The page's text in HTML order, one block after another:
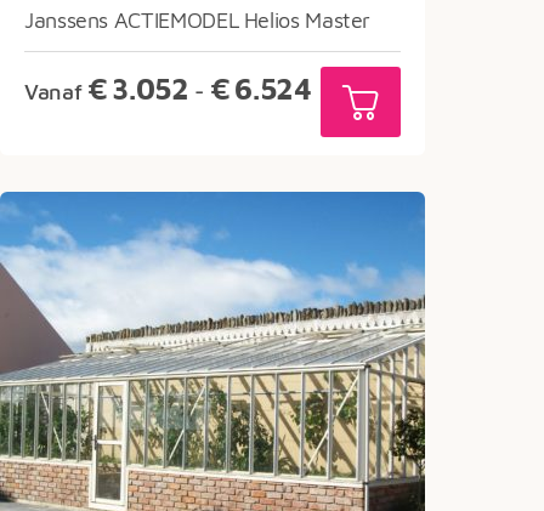
Janssens ACTIEMODEL Helios Master
Vanaf €3.052 - €6.524 Prijsklasse:
€3.052